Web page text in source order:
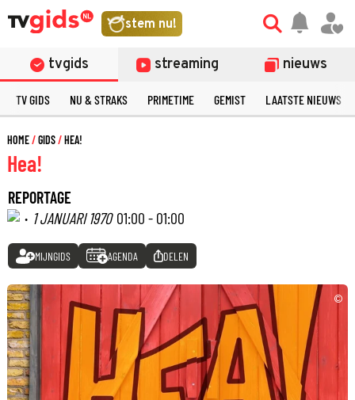
stem nu!
tvgids streaming nieuws
TV GIDS NU & STRAKS PRIMETIME GEMIST LAATSTE NIEUWS
HOME GIDS HEA!
Hea!
REPORTAGE
· 1 JANUARI 1970 01:00 - 01:00
MIJNGIDS AGENDA DELEN
©